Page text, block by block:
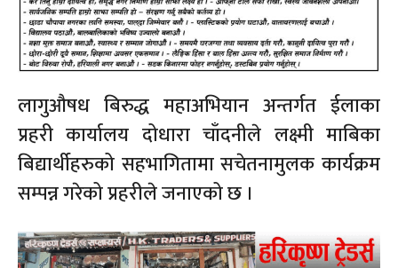
लागुऔषध बिरुद्ध महाअभियान अन्तर्गत ईलाका
प्रहरी कार्यालय दोधारा चाँदनीले लक्ष्मी माबिका
बिद्यार्थीहरुको सहभागितामा सचेतनामुलक कार्यक्रम
सम्पन्न गरेको प्रहरीले जनाएको छ ।